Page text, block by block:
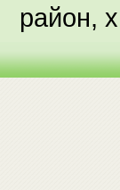
район,